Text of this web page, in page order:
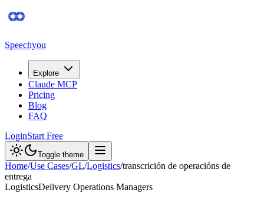
Speechyou
Explore
Claude MCP
Pricing
Blog
FAQ
LoginStart Free
Toggle theme
Home/Use Cases/GL/Logistics/transcrición de operacións de
entrega
LogisticsDelivery Operations Managers